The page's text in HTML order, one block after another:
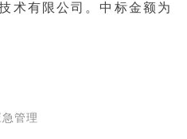
术有限公司。中标金额为
管理